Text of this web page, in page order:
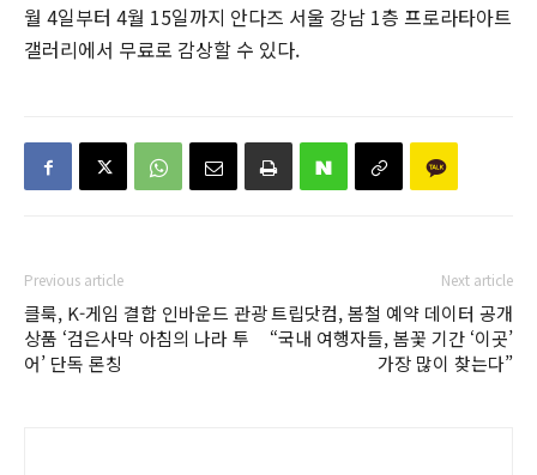
월 4일부터 4월 15일까지 안다즈 서울 강남 1층 프로라타아트
갤러리에서 무료로 감상할 수 있다.
Previous article
클룩, K-게임 결합 인바운드 관광
상품 ‘검은사막 아침의 나라 투
어’ 단독 론칭
Next article
트립닷컴, 봄철 예약 데이터 공개
“국내 여행자들, 봄꽃 기간 ‘이곳’
가장 많이 찾는다”